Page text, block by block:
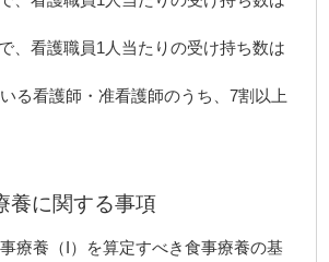
、看護職員1人当たりの受け持ち数は
る看護師・准看護師のうち、7割以上
養に関する事項
療養（I）を算定すべき食事療養の基